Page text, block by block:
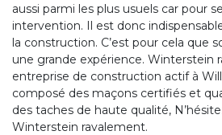
aussi parmi les plus usuels car pour
intervention. Il est donc
la construction. C’est pour cela que
une grande expérience. Winterstein
entreprise de construction actif à
composé des maçons certifiés et
des taches de haute qualité,
Winterstein ravalement.